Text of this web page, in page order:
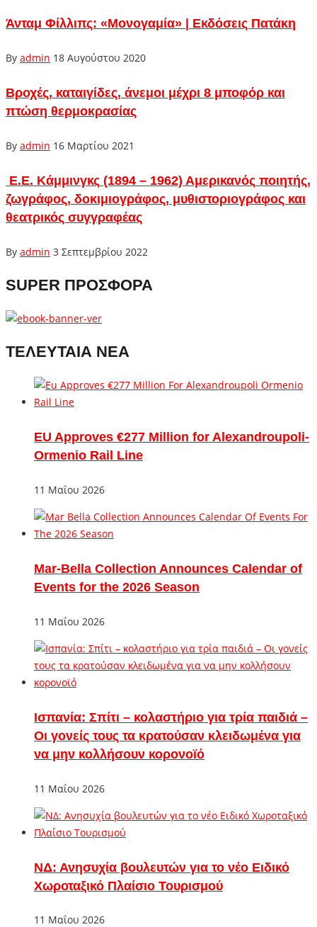
Άνταμ Φίλλιπς: «Μονογαμία» | Εκδόσεις Πατάκη
By admin 18 Αυγούστου 2020
Βροχές, καταιγίδες, άνεμοι μέχρι 8 μποφόρ και
πτώση θερμοκρασίας
By admin 16 Μαρτίου 2021
Ε.Ε. Κάμμινγκς (1894 – 1962) Αμερικανός ποιητής,
ζωγράφος, δοκιμιογράφος, μυθιστοριογράφος και
θεατρικός συγγραφέας
By admin 3 Σεπτεμβρίου 2022
SUPER ΠΡΟΣΦΟΡΑ
ΤΕΛΕΥΤΑΙΑ ΝΕΑ
EU Approves €277 Million for Alexandroupoli-
Ormenio Rail Line
11 Μαΐου 2026
Mar-Bella Collection Announces Calendar of
Events for the 2026 Season
11 Μαΐου 2026
Ισπανία: Σπίτι – κολαστήριο για τρία παιδιά –
Οι γονείς τους τα κρατούσαν κλειδωμένα για
να μην κολλήσουν κορονοϊό
11 Μαΐου 2026
ΝΔ: Ανησυχία βουλευτών για το νέο Ειδικό
Χωροταξικό Πλαίσιο Τουρισμού
11 Μαΐου 2026